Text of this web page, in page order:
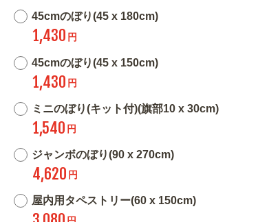
45cmのぼり(45 x 180cm)
1,430 円
45cmのぼり(45 x 150cm)
1,430 円
ミニのぼり(キット付)(旗部10 x 30cm)
1,540 円
ジャンボのぼり(90 x 270cm)
4,620 円
屋内用タペストリー(60 x 150cm)